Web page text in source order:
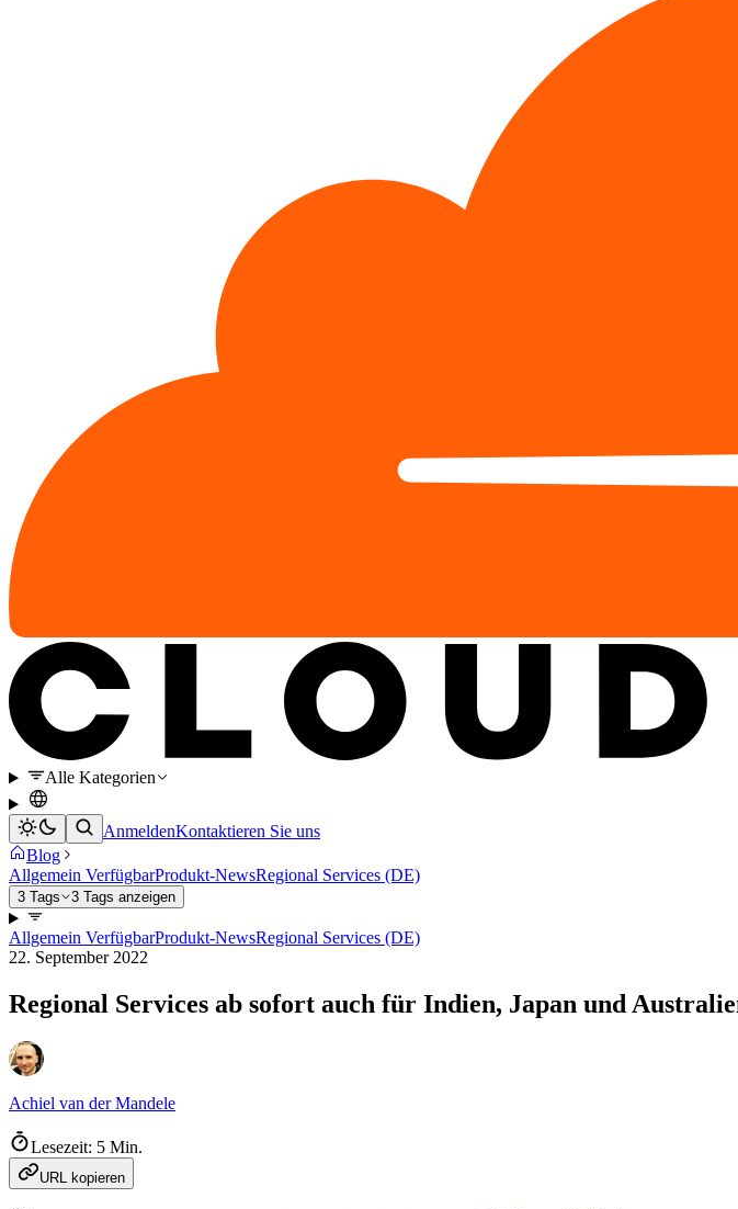
Alle Kategorien
AnmeldenKontaktieren Sie uns
Blog
Allgemein VerfügbarProdukt-NewsRegional Services (DE)
3 Tags 3 Tags anzeigen
Allgemein VerfügbarProdukt-NewsRegional Services (DE)
22. September 2022
Regional Services ab sofort auch für Indien, Japan und
Achiel van der Mandele
Lesezeit: 5 Min.
URL kopieren